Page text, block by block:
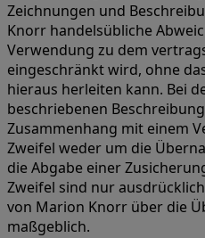
Zeichnungen und
Knorr handelsübliche
Verwendung zu dem
eingeschränkt wird, ohne
hieraus herleiten kann. Bei
beschriebenen
Zusammenhang mit einem
Zweifel weder um die
die Abgabe einer
Zweifel sind nur
von Marion Knorr über die
maßgeblich.